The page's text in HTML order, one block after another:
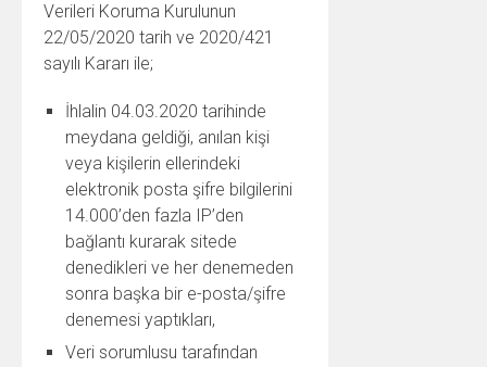
Verileri Koruma Kurulunun
22/05/2020 tarih ve 2020/421
sayılı Kararı ile;
İhlalin 04.03.2020 tarihinde
meydana geldiği, anılan kişi
veya kişilerin ellerindeki
elektronik posta şifre bilgilerini
14.000’den fazla IP’den
bağlantı kurarak sitede
denedikleri ve her denemeden
sonra başka bir e-posta/şifre
denemesi yaptıkları,
Veri sorumlusu tarafından